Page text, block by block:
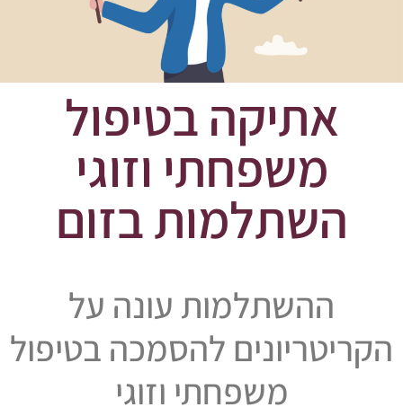
אתיקה בטיפול
משפחתי וזוגי
השתלמות בזום
ההשתלמות עונה על
הקריטריונים להסמכה בטיפול
משפחתי וזוגי